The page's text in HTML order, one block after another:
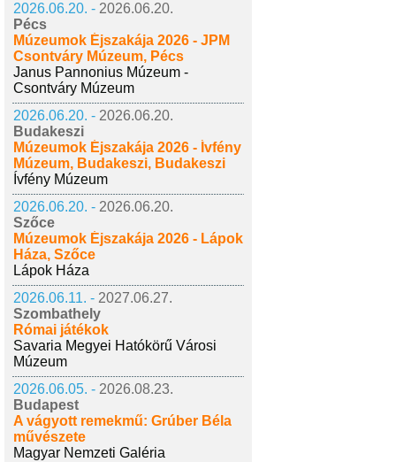
2026.06.20. - 2026.06.20.
Pécs
Múzeumok Éjszakája 2026 - JPM
Csontváry Múzeum, Pécs
Janus Pannonius Múzeum -
Csontváry Múzeum
2026.06.20. - 2026.06.20.
Budakeszi
Múzeumok Éjszakája 2026 - Ívfény
Múzeum, Budakeszi, Budakeszi
Ívfény Múzeum
2026.06.20. - 2026.06.20.
Szőce
Múzeumok Éjszakája 2026 - Lápok
Háza, Szőce
Lápok Háza
2026.06.11. - 2027.06.27.
Szombathely
Római játékok
Savaria Megyei Hatókörű Városi
Múzeum
2026.06.05. - 2026.08.23.
Budapest
A vágyott remekmű: Grúber Béla
művészete
Magyar Nemzeti Galéria